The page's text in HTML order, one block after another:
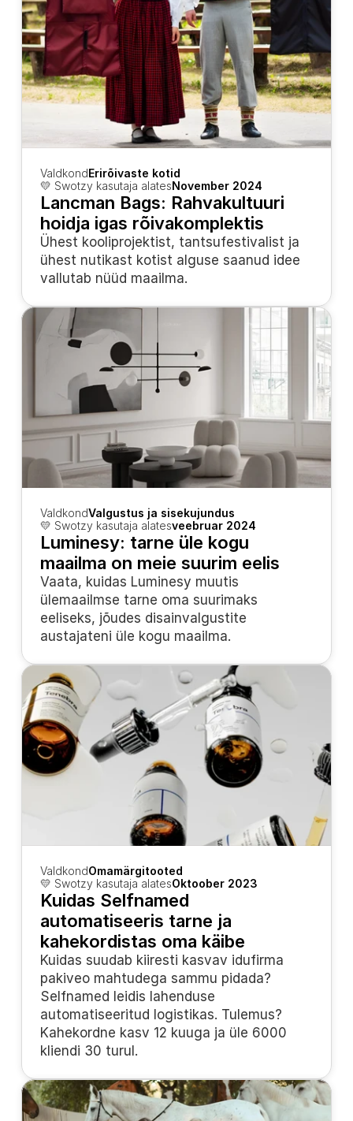
ValdkondErirõivaste kotid
💛 Swotzy kasutaja alatesNovember 2024
Lancman Bags: Rahvakultuuri
hoidja igas rõivakomplektis
Ühest kooliprojektist, tantsufestivalist ja
ühest nutikast kotist alguse saanud idee
vallutab nüüd maailma.
ValdkondValgustus ja sisekujundus
💛 Swotzy kasutaja alatesveebruar 2024
Luminesy: tarne üle kogu
maailma on meie suurim eelis
Vaata, kuidas Luminesy muutis
ülemaailmse tarne oma suurimaks
eeliseks, jõudes disainvalgustite
austajateni üle kogu maailma.
ValdkondOmamärgitooted
💛 Swotzy kasutaja alatesOktoober 2023
Kuidas Selfnamed
automatiseeris tarne ja
kahekordistas oma käibe
Kuidas suudab kiiresti kasvav idufirma
pakiveo mahtudega sammu pidada?
Selfnamed leidis lahenduse
automatiseeritud logistikas. Tulemus?
Kahekordne kasv 12 kuuga ja üle 6000
kliendi 30 turul.